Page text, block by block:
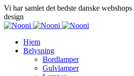
Vi har samlet det bedste danske
design
Hjem
Belysning
Bordlamper
Gulvlamper